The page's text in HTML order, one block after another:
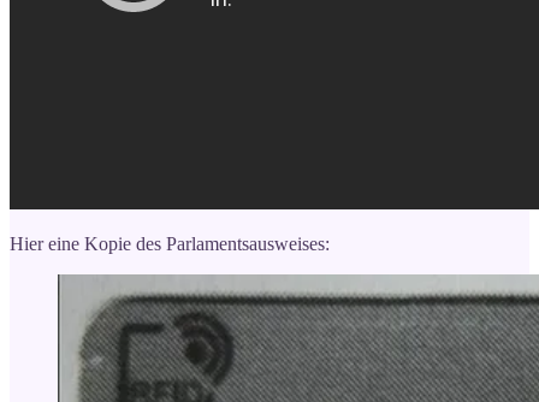
Hier eine Kopie des Parlamentsausweises: